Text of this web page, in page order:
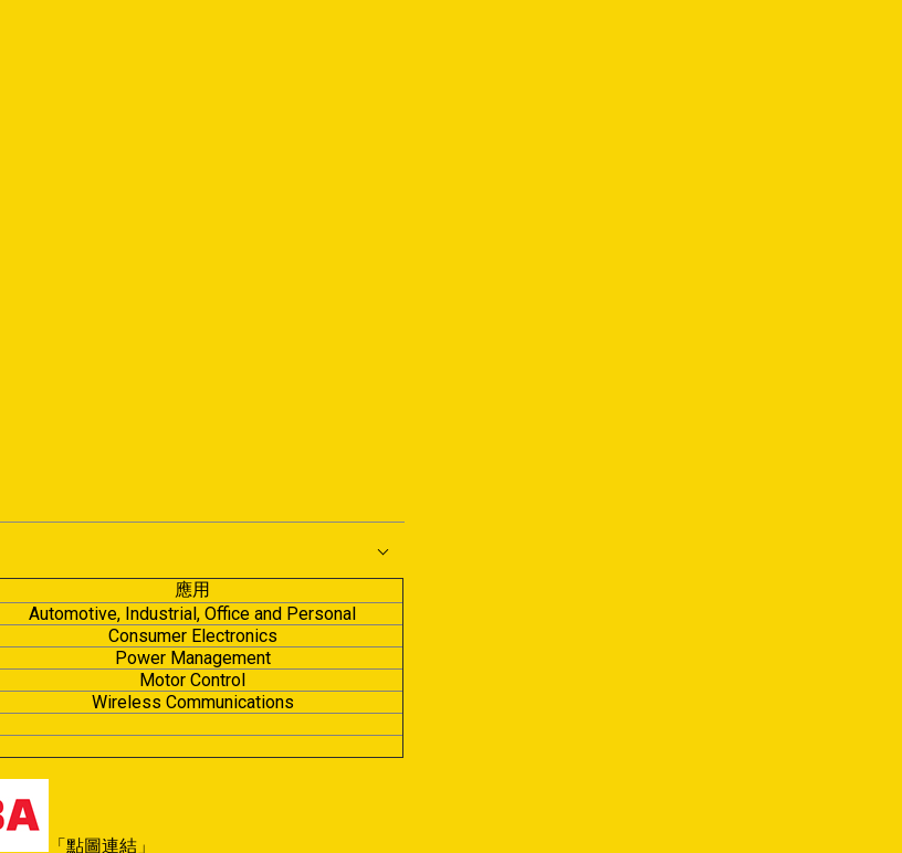
應用
Automotive, Industrial, Office and Personal
Consumer Electronics
Power Management
Motor Control
Wireless Communications
「點圖連結」